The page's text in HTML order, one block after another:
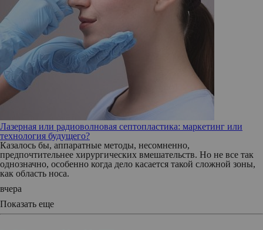
Лазерная или радиоволновая септопластика: маркетинг или
технология будущего?
Казалось бы, аппаратные методы, несомненно,
предпочтительнее хирургических вмешательств. Но не все так
однозначно, особенно когда дело касается такой сложной зоны,
как область носа.
вчера
Показать еще